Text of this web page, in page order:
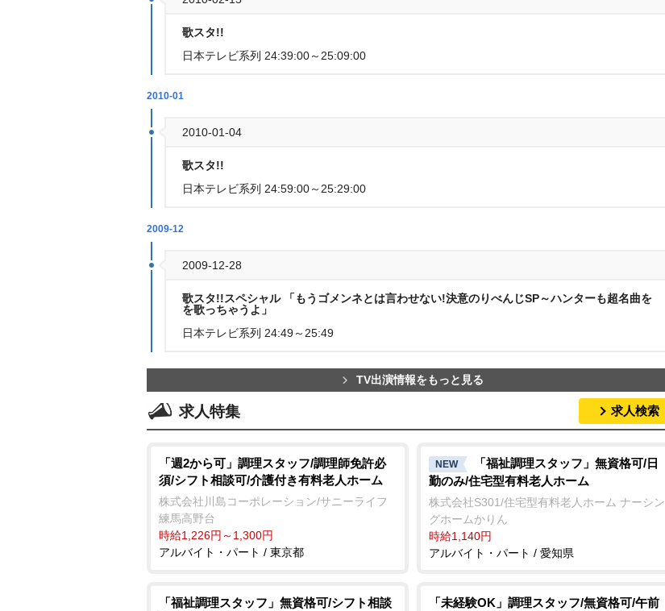
歌スタ!!
日本テレビ系列 24:39:00～25:09:00
2010-01
2010-01-04
歌スタ!!
日本テレビ系列 24:59:00～25:29:00
2009-12
2009-12-28
歌スタ!!スペシャル 「もうゴメンネとは言わせない!決意のりべんじSP～ハンターも超名曲を
を歌っちゃうよ」
日本テレビ系列 24:49～25:49
TV出演情報をもっと見る
求人特集 求人検索
「週2から可」調理スタッフ/調理師免許必
須/シフト相談可/介護付き有料老人ホーム
株式会社川島コーポレーション/サニーライフ
練馬高野台
時給1,226円～1,300円
アルバイト・パート / 東京都
NEW
「福祉調理スタッフ」無資格可/日
勤のみ/住宅型有料老人ホーム
株式会社S301/住宅型有料老人ホーム ナーシン
グホームかりん
時給1,140円
アルバイト・パート / 愛知県
「福祉調理スタッフ」無資格可/シフト相談
「未経験OK」調理スタッフ/無資格可/午前